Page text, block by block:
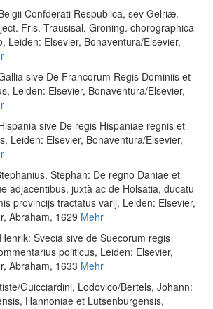
Confderati Respublica, sev Gelriæ.
Fris. Trausisal. Groning. chorographica
, Leiden: Elsevier, Bonaventura/Elsevier,
sive De Francorum Regis Dominiis et
, Leiden: Elsevier, Bonaventura/Elsevier,
sive De regis Hispaniae regnis et
, Leiden: Elsevier, Bonaventura/Elsevier,
Stephan: De regno Daniae et
adjacentibus, juxtà ac de Holsatia, ducatu
provincijs tractatus varij, Leiden: Elsevier,
Abraham, 1629 Mehr
: Svecia sive de Suecorum regis
politicus, Leiden: Elsevier,
Abraham, 1633 Mehr
/Guicciardini, Lodovico/Bertels, Johann:
Hannoniae et Lutsenburgensis,